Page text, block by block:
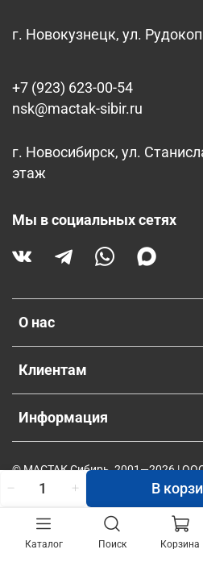
В
О нас
Клиентам
Информация
г. Новокузнецк, ул.
+7 (923) 623-00-54
nsk@mactak-sibir.ru
г. Новосибирск, ул.
этаж
Мы в социальных сетях
© МАСТАК Сибирь, 2001—2026 |
Каталог Поиск Корзина